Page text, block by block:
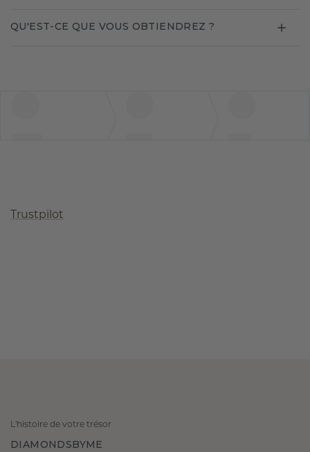
QU'EST-CE QUE VOUS OBTIENDREZ ?
Trustpilot
L'histoire de votre trésor
DIAMONDSBYME